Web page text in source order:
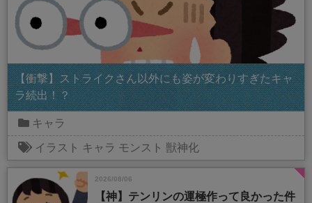
【衝撃】ストライクさん以外にも姿が変わりすぎたキャ
ラ続出！？
キャラ
イラスト キャラ モンスト 獣神化
2026/08/06
【神】テンリンの運極作って良かった件